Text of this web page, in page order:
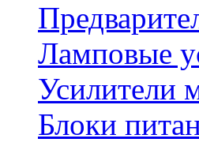
Ламповые
Усилители
Блоки